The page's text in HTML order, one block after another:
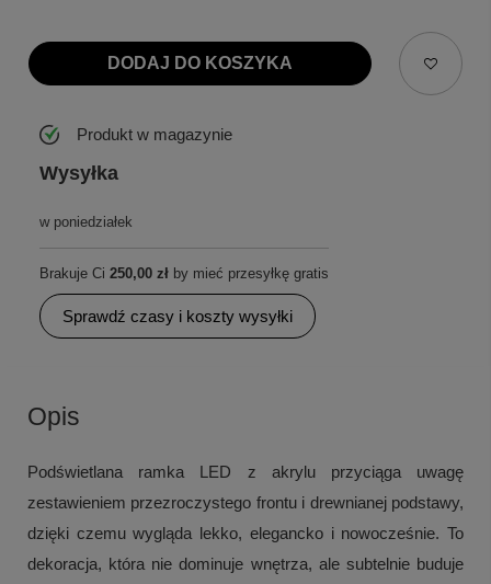
DODAJ DO KOSZYKA
Produkt w magazynie
Wysyłka
w poniedziałek
Brakuje Ci 250,00 zł by mieć przesyłkę gratis
Sprawdź czasy i koszty wysyłki
Opis
Podświetlana ramka LED z akrylu przyciąga uwagę
zestawieniem przezroczystego frontu i drewnianej podstawy,
dzięki czemu wygląda lekko, elegancko i nowocześnie. To
dekoracja, która nie dominuje wnętrza, ale subtelnie buduje